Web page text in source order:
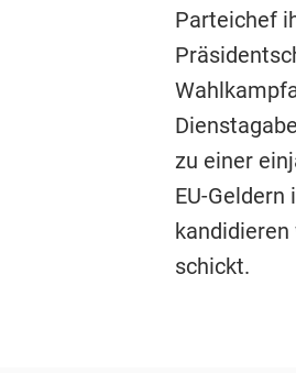
Parteichef
zu einer
EU-
kandidieren
schickt.